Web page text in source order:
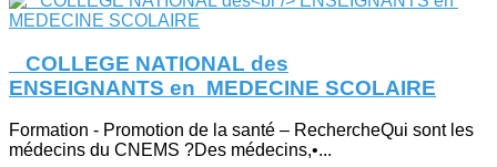
COLLEGE NATIONAL des
ENSEIGNANTS en MEDECINE SCOLAIRE
Formation - Promotion de la santé – RechercheQui sont les
médecins du CNEMS ?Des médecins,•...